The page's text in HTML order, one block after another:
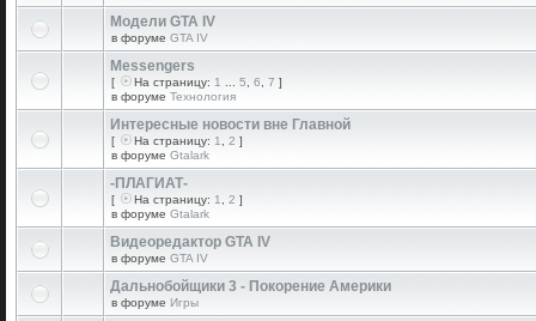
Модели GTA IV
в форуме GTA IV
Messengers
[ На страницу: 1 5 6 7 ]
в форуме Технология
Интересные новости вне Главной
[ На страницу: 1 2 ]
в форуме Gtalark
-ПЛАГИАТ-
[ На страницу: 1 2 ]
в форуме Gtalark
Видеоредактор GTA IV
в форуме GTA IV
Дальнобойщики 3 - Покорение Америки
в форуме Игры